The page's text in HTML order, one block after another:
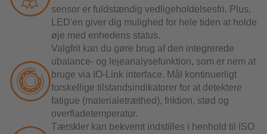
sensor er fuldstændig vedligeholdelsesfri. Plus,
LED'en giver dig mulighed for hele tiden at holde
øje med enhedens status.
Valgfrit kan du gøre brug af den integrerede
ubalance- og lejeanalysefunktion, som er nem at
bruge via IO-Link interface. Mål kontinuerligt
forskellige tilstandsindikatorer for at detektere
fatigue (materialetræthed), friktion, stød og
overfladetemperatur.
Tærskler kan bekvemt indstilles i henhold til ISO